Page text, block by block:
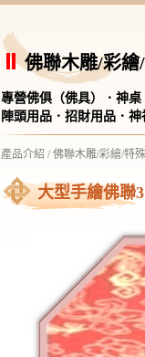
佛聯木雕/彩繪
專營佛俱（佛具）．神
陣頭用品．招財用品．
產品介紹 / 佛聯木雕/彩繪/特殊
大型手繪佛聯3